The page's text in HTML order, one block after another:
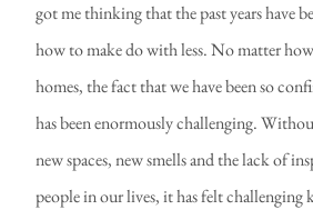
got me thinking that the past years have
how to make do with less. No matter
homes, the fact that we have been so
has been enormously challenging.
new spaces, new smells and the lack of
people in our lives, it has felt challenging